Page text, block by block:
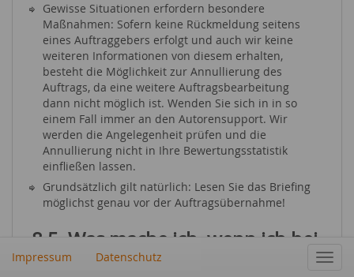
Gewisse Situationen erfordern besondere
Maßnahmen: Sofern keine Rückmeldung seitens
eines Auftraggebers erfolgt und auch wir keine
weiteren Informationen von diesem erhalten,
besteht die Möglichkeit zur Annullierung des
Auftrags, da eine weitere Auftragsbearbeitung
dann nicht möglich ist. Wenden Sie sich in in so
einem Fall immer an den Autorensupport. Wir
werden die Angelegenheit prüfen und die
Annullierung nicht in Ihre Bewertungsstatistik
einfließen lassen.
Grundsätzlich gilt natürlich: Lesen Sie das Briefing
möglichst genau vor der Auftragsübernahme!
8.5. Was mache ich, wenn ich bei
Text-Aufträgen eine Frist nicht
Impressum Datenschutz